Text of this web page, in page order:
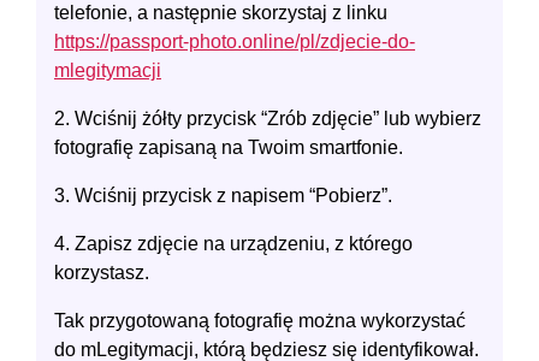
telefonie, a następnie skorzystaj z linku
https://passport-photo.online/pl/zdjecie-do-
mlegitymacji
2. Wciśnij żółty przycisk “Zrób zdjęcie” lub wybierz
fotografię zapisaną na Twoim smartfonie.
3. Wciśnij przycisk z napisem “Pobierz”.
4. Zapisz zdjęcie na urządzeniu, z którego
korzystasz.
Tak przygotowaną fotografię można wykorzystać
do mLegitymacji, którą będziesz się identyfikował.